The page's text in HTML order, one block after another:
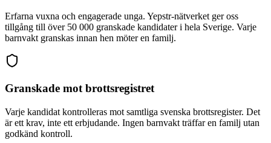
Erfarna vuxna och engagerade unga. Yepstr-nätverket ger oss
tillgång till över 50 000 granskade kandidater i hela Sverige. Varje
barnvakt granskas innan hen möter en familj.
Granskade mot brottsregistret
Varje kandidat kontrolleras mot samtliga svenska brottsregister. Det
är ett krav, inte ett erbjudande. Ingen barnvakt träffar en familj utan
godkänd kontroll.